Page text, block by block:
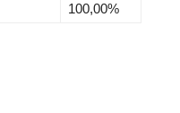
100,00%